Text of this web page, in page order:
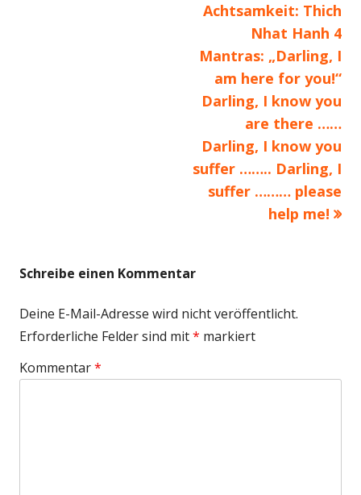
Achtsamkeit: Thich
Nhat Hanh 4
Mantras: „Darling, I
am here for you!“
Darling, I know you
are there ……
Darling, I know you
suffer …….. Darling, I
suffer ……… please
help me!
Schreibe einen Kommentar
Deine E-Mail-Adresse wird nicht veröffentlicht.
Erforderliche Felder sind mit* markiert
Kommentar*